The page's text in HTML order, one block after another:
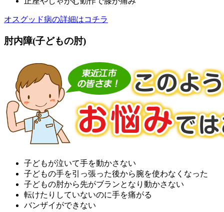
オスグッド病の詳細はコチラ
肘内障(子どもの肘)
子どもが泣いて手を動かさない
子どもの手を引っ張った後から腕を使わなくなった
子どもの肘から先がブランとなり動かさない
転けたりしていないのに手を痛がる
バンザイができない